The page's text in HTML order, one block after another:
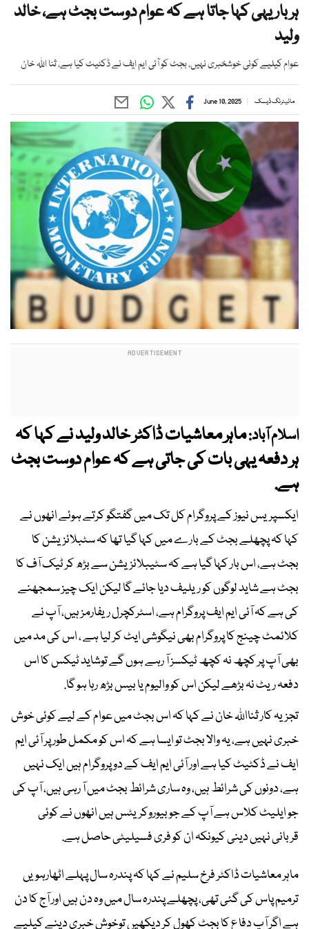
ہر بار یہی کہا جاتا ہے کہ عوام دوست بجٹ ہے، خالد
ولید
عوام کیلیے کوئی خوشخبری نہیں، بجٹ کو آئی ایم ایف نے ڈکٹیٹ کیا ہے، ثنا اللہ خان
مانیٹرنگ ڈیسک June 10, 2025
اسلام آباد:ماہر معاشیات ڈاکٹر خالد ولید نے کہا کہ
ہر دفعہ یہی بات کی جاتی ہے کہ عوام دوست بجٹ
ہے.
ایکسپریس نیوز کے پروگرام کل تک میں گفتگو کرتے ہوئے انھوں نے
کہا کہ پچھلے بجٹ کے بارے میں کہا گیا تھا کہ سٹبلائزیشن کا
بجٹ ہے، اس بار کہا گیا ہے کہ سٹیبلائزیشن سے بڑھ کر ٹیک آف کا
بجٹ ہے شاید لوگوں کو ریلیف دیا جائے گا لیکن ایک چیز سمجھنے
کی ہے کہ آئی ایم ایف پروگرام ہے، اسٹرکچرل ریفارمز ہیں، آپ نے
کلائمٹ چینج کا پروگرام بھی نیگوشی ایٹ کر لیا ہے ، اس کی مد میں
بھی آپ پر کچھ نہ کچھ ٹیکسز آ رہے ہوں گے توشاید ٹیکس کا اس
دفعہ ریٹ نہ بڑھے لیکن اس کو والیوم یا بیس بڑھ رہا ہو گا.
تجزیہ کار ثنااللہ خان نے کہا کہ اس بجٹ میں عوام کے لیے کوئی خوش
خبری نہیں ہے، یہ والا بجٹ تو ایسا ہے کہ اس کو مکمل طور پر آئی ایم
ایف نے ڈکٹیٹ کیا ہے اور آئی ایم ایف کے دو پروگرام ہیں ایک نہیں
ہے، دونوں کی شرائط ہیں، وہ ساری شرائط بجٹ میں آ رہی ہیں، آپ کی
جو ایلیٹ کلاس ہے آپ کے جو بیوروکریٹس ہیں انھوں نے کوئی
قربانی نہیں دینی کیونکہ ان کو فری فسیلیٹی حاصل ہے.
ماہر معاشیات ڈاکٹر فرخ سلیم نے کہا کہ پندرہ سال پہلے اٹھارہویں
ترمیم پاس کی گئی تھی، پچھلے پندرہ سال میں وہ دن ہیں اور آج کا دن
ہے اگر آپ دفاع کا بجٹ کھول کر دیکھیں توخوش خبری دینے کیلیے